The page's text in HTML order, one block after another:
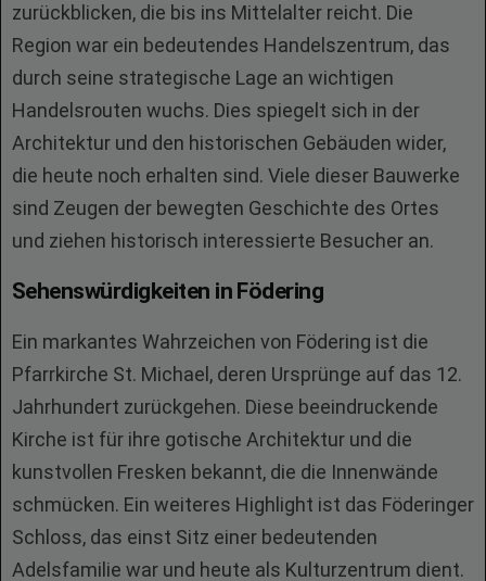
zurückblicken, die bis ins Mittelalter reicht. Die
Region war ein bedeutendes Handelszentrum, das
durch seine strategische Lage an wichtigen
Handelsrouten wuchs. Dies spiegelt sich in der
Architektur und den historischen Gebäuden wider,
die heute noch erhalten sind. Viele dieser Bauwerke
sind Zeugen der bewegten Geschichte des Ortes
und ziehen historisch interessierte Besucher an.
Sehenswürdigkeiten in Födering
Ein markantes Wahrzeichen von Födering ist die
Pfarrkirche St. Michael, deren Ursprünge auf das 12.
Jahrhundert zurückgehen. Diese beeindruckende
Kirche ist für ihre gotische Architektur und die
kunstvollen Fresken bekannt, die die Innenwände
schmücken. Ein weiteres Highlight ist das Föderinger
Schloss, das einst Sitz einer bedeutenden
Adelsfamilie war und heute als Kulturzentrum dient.